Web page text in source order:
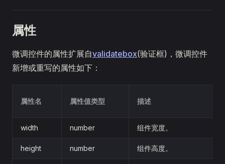
属性
微调控件的属性扩展自validatebox(验证框)，微调控件
新增或重写的属性如下：
属性名 属性值类型 描述
width number 组件宽度。
height number 组件高度。